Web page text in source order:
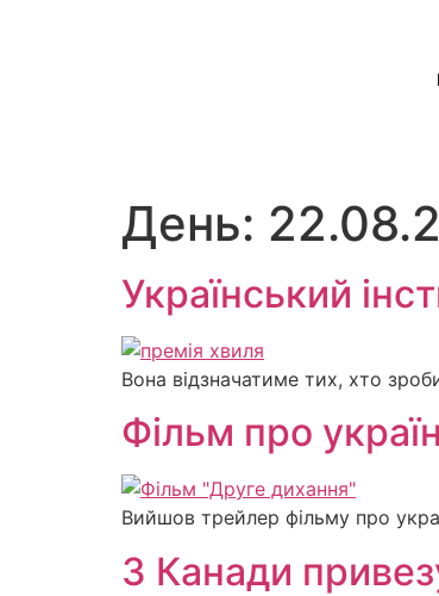
День:
Український
Вона відзначатиме тих, хто
Фільм про
Вийшов трейлер фільму про
З Канади